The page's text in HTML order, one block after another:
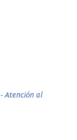
Atención al